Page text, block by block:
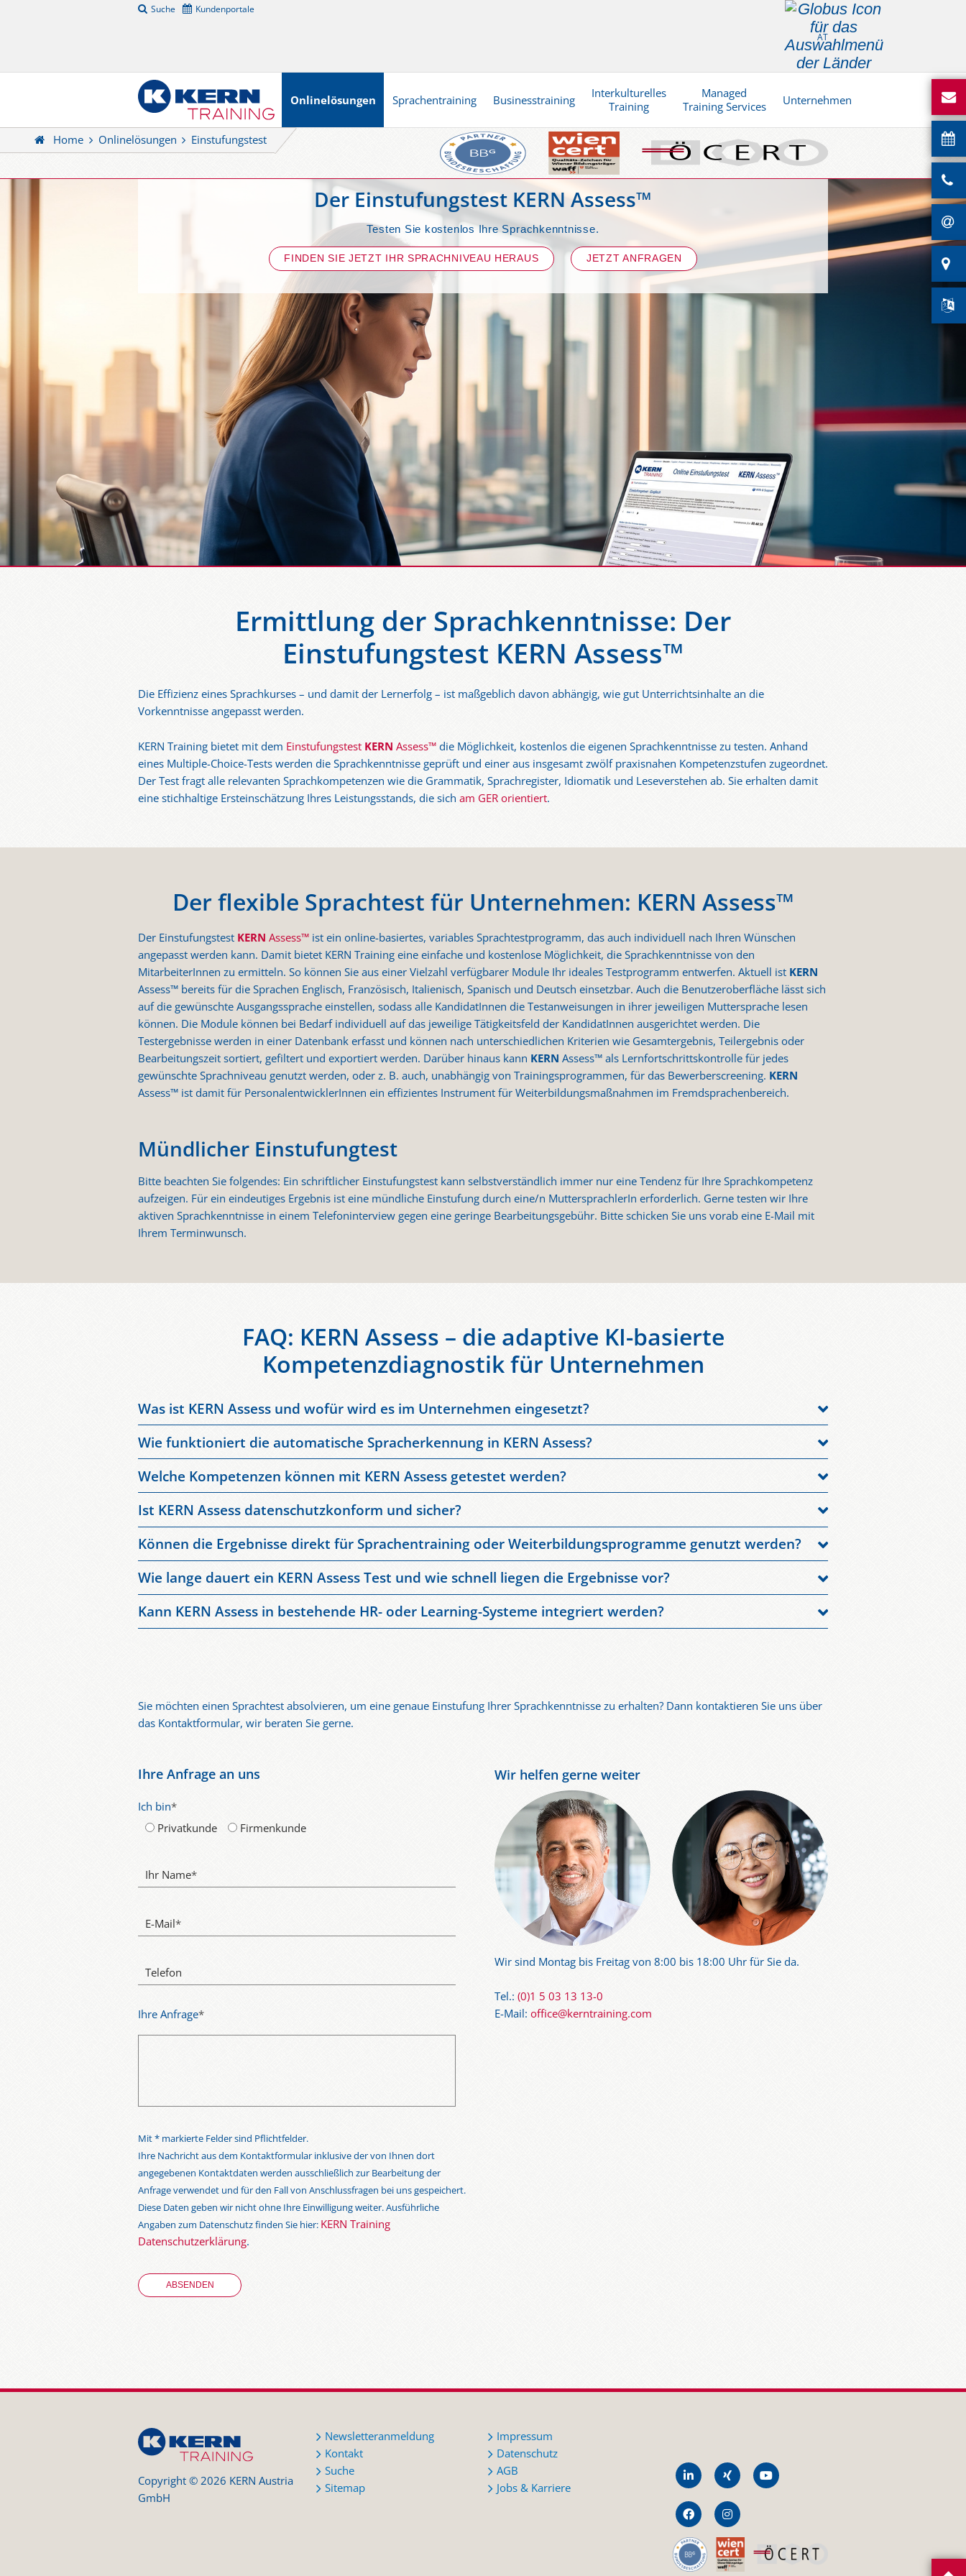
Suche Kundenportale
AT
Onlinelösungen Sprachentraining Businesstraining
Interkulturelles
Training
Managed
Training Services
Unternehmen
Home Onlinelösungen Einstufungstest
Der Einstufungstest KERN Assess™
Testen Sie kostenlos Ihre Sprachkenntnisse.
FINDEN SIE JETZT IHR SPRACHNIVEAU HERAUS JETZT ANFRAGEN
Ermittlung der Sprachkenntnisse: Der
Einstufungstest KERN Assess™
Die Effizienz eines Sprachkurses – und damit der Lernerfolg – ist maßgeblich davon abhängig, wie gut Unterrichtsinhalte an die
Vorkenntnisse angepasst werden.
KERN Training bietet mit dem Einstufungstest KERN Assess™die Möglichkeit, kostenlos die eigenen Sprachkenntnisse zu testen. Anhand
eines Multiple-Choice-Tests werden die Sprachkenntnisse geprüft und einer aus insgesamt zwölf praxisnahen Kompetenzstufen zugeordnet.
Der Test fragt alle relevanten Sprachkompetenzen wie die Grammatik, Sprachregister, Idiomatik und Leseverstehen ab. Sie erhalten damit
eine stichhaltige Ersteinschätzung Ihres Leistungsstands, die sich am GER orientiert.
Der flexible Sprachtest für Unternehmen: KERN Assess™
Der Einstufungstest KERN Assess™ ist ein online-basiertes, variables Sprachtestprogramm, das auch individuell nach Ihren Wünschen
angepasst werden kann. Damit bietet KERN Training eine einfache und kostenlose Möglichkeit, die Sprachkenntnisse von den
MitarbeiterInnen zu ermitteln. So können Sie aus einer Vielzahl verfügbarer Module Ihr ideales Testprogramm entwerfen. Aktuell ist KERN
Assess™ bereits für die Sprachen Englisch, Französisch, Italienisch, Spanisch und Deutsch einsetzbar. Auch die Benutzeroberfläche lässt sich
auf die gewünschte Ausgangssprache einstellen, sodass alle KandidatInnen die Testanweisungen in ihrer jeweiligen Muttersprache lesen
können. Die Module können bei Bedarf individuell auf das jeweilige Tätigkeitsfeld der KandidatInnen ausgerichtet werden. Die
Testergebnisse werden in einer Datenbank erfasst und können nach unterschiedlichen Kriterien wie Gesamtergebnis, Teilergebnis oder
Bearbeitungszeit sortiert, gefiltert und exportiert werden. Darüber hinaus kann KERN Assess™ als Lernfortschrittskontrolle für jedes
gewünschte Sprachniveau genutzt werden, oder z. B. auch, unabhängig von Trainingsprogrammen, für das Bewerberscreening. KERN
Assess™ ist damit für PersonalentwicklerInnen ein effizientes Instrument für Weiterbildungsmaßnahmen im Fremdsprachenbereich.
Mündlicher Einstufungtest
Bitte beachten Sie folgendes: Ein schriftlicher Einstufungstest kann selbstverständlich immer nur eine Tendenz für Ihre Sprachkompetenz
aufzeigen. Für ein eindeutiges Ergebnis ist eine mündliche Einstufung durch eine/n MuttersprachlerIn erforderlich. Gerne testen wir Ihre
aktiven Sprachkenntnisse in einem Telefoninterview gegen eine geringe Bearbeitungsgebühr. Bitte schicken Sie uns vorab eine E-Mail mit
Ihrem Terminwunsch.
FAQ: KERN Assess – die adaptive KI-basierte
Kompetenzdiagnostik für Unternehmen
Was ist KERN Assess und wofür wird es im Unternehmen eingesetzt?
KERN Assess ist ein KI-gestütztes Online-Assessment, das Sprachkompetenzen und Business-Skills präzise, schnell und objektiv misst.
Unternehmen nutzen das Tool, um Einstufungen für Sprachentraining, Personalentwicklung oder Recruiting effizient und skalierbar
durchzuführen.
Wie funktioniert die automatische Spracherkennung in KERN Assess?
Die Plattform analysiert mündliche und schriftliche Antworten in Echtzeit mittels moderner Generative AI. Dabei erkennt das System
Sprachlevel, Grammatikkompetenz, Aussprache, Wortschatz und Kontextgenauigkeit – ohne manuelle Nachbearbeitung.
Welche Kompetenzen können mit KERN Assess getestet werden?
Unternehmen können Sprachkenntnisse in über 40 Sprachen prüfen und zusätzlich berufsspezifische Skills wie Präsentation, Verhandlung,
Schreiben oder KundInnenkommunikation messen. Die Assessments lassen sich flexibel an Rollenprofile und Branchen anpassen.
Ist KERN Assess datenschutzkonform und sicher?
Ja. Alle Daten werden DSGVO-konform verarbeitet und auf sicheren Servern in Deutschland oder der EU gehostet. KERN Training arbeitet
mit zertifizierten Sicherheitsstandards und nutzt ausschließlich verschlüsselte Übertragungswege.
Können die Ergebnisse direkt für Sprachentraining oder Weiterbildungsprogramme genutzt werden?
Ja. Die Assessment-Ergebnisse fließen automatisch in individuelle Trainingspläne ein. Unternehmen erhalten klare Handlungsempfehlungen
sowie passende Formate – von Einzeltraining bis Blended Learning – basierend auf dem realen Kompetenzstand der Mitarbeitenden.
Wie lange dauert ein KERN Assess Test und wie schnell liegen die Ergebnisse vor?
Ein standardisiertes Assessment dauert zwischen 15 und 30 Minuten. Die Auswertung erfolgt KI-basiert innerhalb weniger Sekunden,
sodass Unternehmen sofort über belastbare Ergebnisse verfügen und Entscheidungen treffen können.
Kann KERN Assess in bestehende HR- oder Learning-Systeme integriert werden?
Sie möchten einen Sprachtest absolvieren, um eine genaue Einstufung Ihrer Sprachkenntnisse zu erhalten? Dann kontaktieren Sie uns über
das Kontaktformular, wir beraten Sie gerne.
Ihre Anfrage an uns
Ich bin*
Privatkunde
Firmenkunde
Ihr Name*
E-Mail*
Telefon
Ihre Anfrage*
Mit * markierte Felder sind Pflichtfelder.
Ihre Nachricht aus dem Kontaktformular inklusive der von Ihnen dort
angegebenen Kontaktdaten werden ausschließlich zur Bearbeitung der
Anfrage verwendet und für den Fall von Anschlussfragen bei uns gespeichert.
Diese Daten geben wir nicht ohne Ihre Einwilligung weiter. Ausführliche
Angaben zum Datenschutz finden Sie hier: KERN Training
Datenschutzerklärung.
Wir helfen gerne weiter
Wir sind Montag bis Freitag von 8:00 bis 18:00 Uhr für Sie da.
Tel.: (0)1 5 03 13 13-0
E-Mail: office@kerntraining.com
Copyright © 2026 KERN Austria
GmbH
Newsletteranmeldung
Kontakt
Suche
Sitemap
Impressum
Datenschutz
AGB
Jobs & Karriere